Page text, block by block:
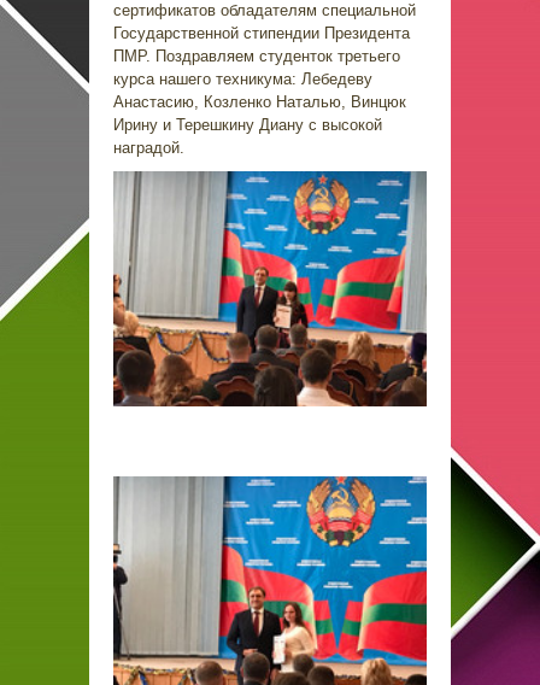
сертификатов обладателям специальной
Государственной стипендии Президента
ПМР. Поздравляем студенток третьего
курса нашего техникума: Лебедеву
Анастасию, Козленко Наталью, Винцюк
Ирину и Терешкину Диану с высокой
наградой.